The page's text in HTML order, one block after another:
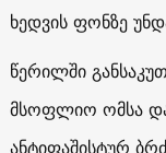
ხედვის ფონზე
წერილში
მსოფლიო ომსა